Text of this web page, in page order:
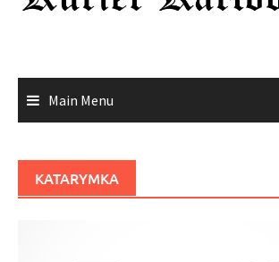
Main Menu
KATARYMKA